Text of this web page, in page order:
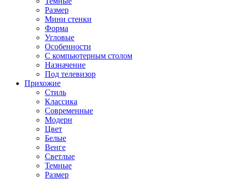
Размер
Мини стенки
Форма
Угловые
Особенности
С компьютерным столом
Назначение
Под телевизор
Прихожие
Стиль
Классика
Современные
Модерн
Цвет
Белые
Венге
Светлые
Темные
Размер